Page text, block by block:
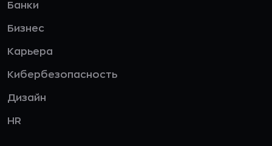
Банки
Бизнес
Карьера
Кибербезопасность
Дизайн
HR